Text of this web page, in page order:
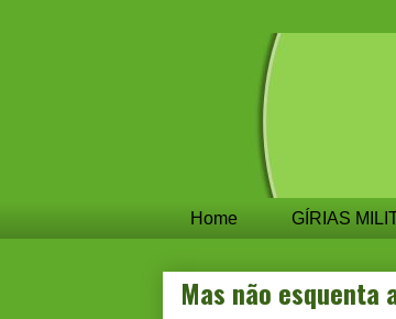
Home GÍRIAS
Mas não esquenta